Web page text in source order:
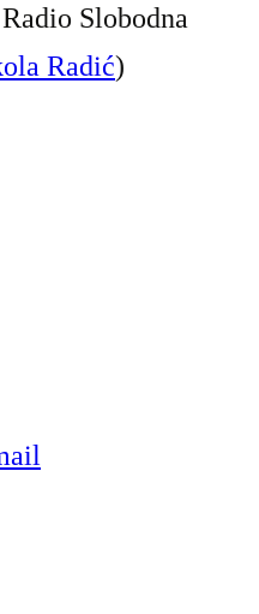
Slobodna
Radić)